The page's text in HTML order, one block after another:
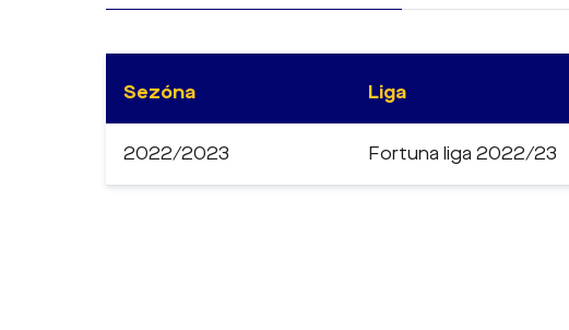
Sezóna Liga
2022/2023 Fortuna liga 2022/23